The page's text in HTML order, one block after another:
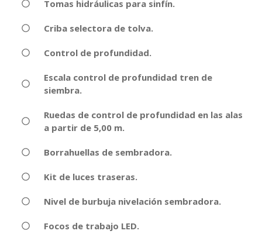
Tomas hidráulicas para sinfín.
Criba selectora de tolva.
Control de profundidad.
Escala control de profundidad tren de
siembra.
Ruedas de control de profundidad en las alas
a partir de 5,00 m.
Borrahuellas de sembradora.
Kit de luces traseras.
Nivel de burbuja nivelación sembradora.
Focos de trabajo LED.